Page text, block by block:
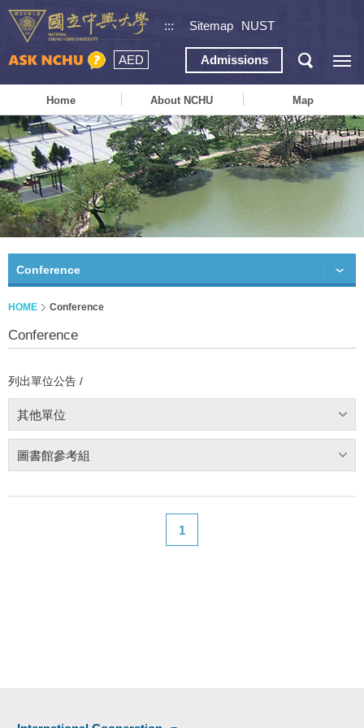
::: Sitemap NUST
AED Admissions
Home About NCHU Map
Conference
HOME Conference
Conference
列出單位公告 /
其他單位
圖書館參考組
1